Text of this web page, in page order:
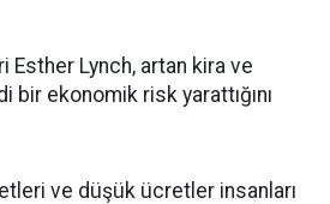
Esther Lynch, artan kira ve
ekonomik risk yarattığını
ve düşük ücretler insanları